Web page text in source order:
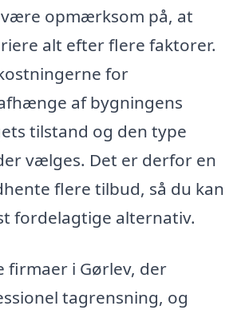
opmærksom på, at
alt efter flere faktorer.
for
af bygningens
tilstand og den type
vælges. Det er derfor en
flere tilbud, så du kan
fordelagtige alternativ.
firmaer i Gørlev, der
tagrensning, og